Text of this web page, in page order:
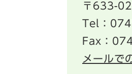
〒633-
Tel：
Fax：
メールで